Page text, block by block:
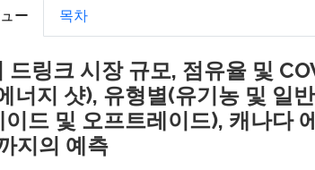
ー 목차
드링크 시장 규모, 점유율 및
너지 샷), 유형별(유기농 및 일
드 및 오프트레이드), 캐나다
지의 예측